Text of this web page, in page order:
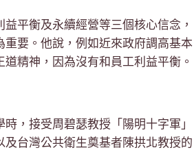
平衡及永續經營等三個核心信念，
要。他說，例如近來政府調高基本
精神，因為沒有和員工利益平衡。
，接受周碧瑟教授「陽明十字軍」
台灣公共衛生奠基者陳拱北教授的